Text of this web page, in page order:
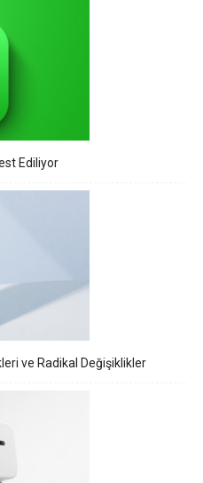
Ediliyor
ve Radikal Değişiklikler